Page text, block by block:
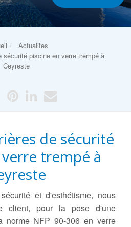
Actualites
sécurité piscine en verre trempé à
Ceyreste
de sécurité
trempé à
et d'esthétisme, nous
client, pour la pose d'une
norme NFP 90-306 en verre